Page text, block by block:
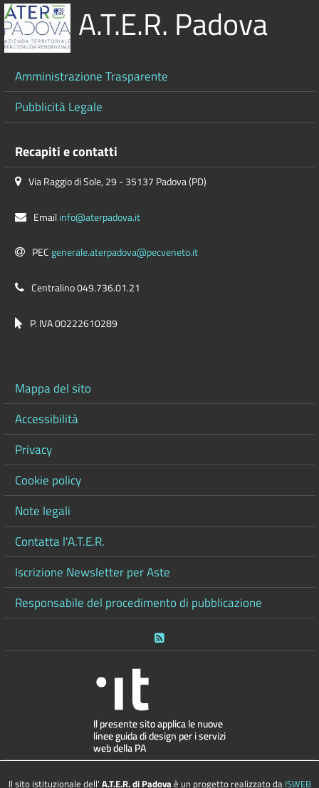
A.T.E.R. Padova
Amministrazione Trasparente
Pubblicità Legale
Recapiti e contatti
Via Raggio di Sole, 29 - 35137 Padova (PD)
Emailinfo@aterpadova.it
PECgenerale.aterpadova@pecveneto.it
Centralino 049.736.01.21
P. IVA 00222610289
Mappa del sito
Accessibilità
Privacy
Cookie policy
Note legali
Contatta l'A.T.E.R.
Iscrizione Newsletter per Aste
Responsabile del procedimento di pubblicazione
Il sito istituzionale dell' A.T.E.R. di Padovaè un progetto realizzato da ISWEB